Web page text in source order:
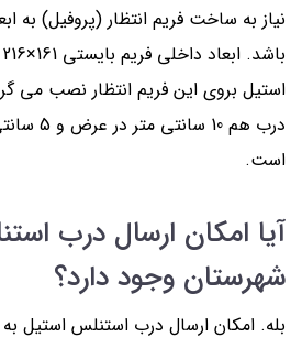
استیل بروی این فریم انتظار نصب می
درب هم
است.
آیا امکان ارسال درب
شهرستان وجود دارد؟
بله. امکان ارسال درب استنلس استیل